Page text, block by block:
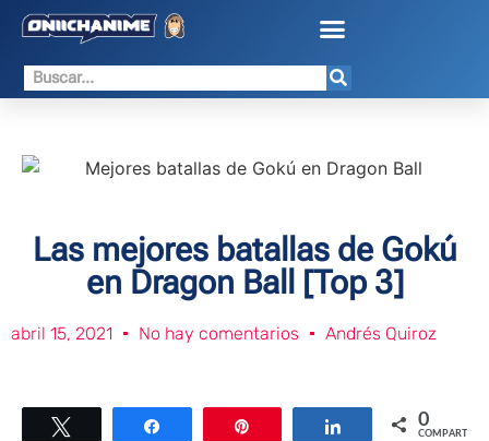
Las mejores batallas de Gokú
en Dragon Ball [Top 3]
abril 15, 2021 No hay comentarios Andrés Quiroz
Compartir Compartir0
COMPARTIR